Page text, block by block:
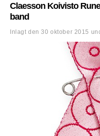
Claesson Koivisto
band
Inlagt den30 oktober 2015